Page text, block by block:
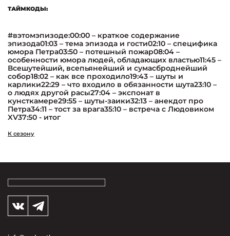
ТАЙМКОДЫ:
#вэтомэпизоде:00:00 – краткое содержание
эпизода01:03 – тема эпизода и гости02:10 – специфика
юмора Петра03:50 – потешный пожар08:04 –
особенности юмора людей, обладающих властью11:45 –
Всешутейший, всепьянейший и сумасброднейший
собор18:02 – как все проходило19:43 – шуты и
карлики22:29 – что входило в обязанности шута23:10 –
о людях другой расы27:04 – экспонат в
кунсткамере29:55 – шуты-заики32:13 – анекдот про
Петра34:11 – тост за врага35:10 – встреча с Людовиком
XV37:50 - итог
К сезону